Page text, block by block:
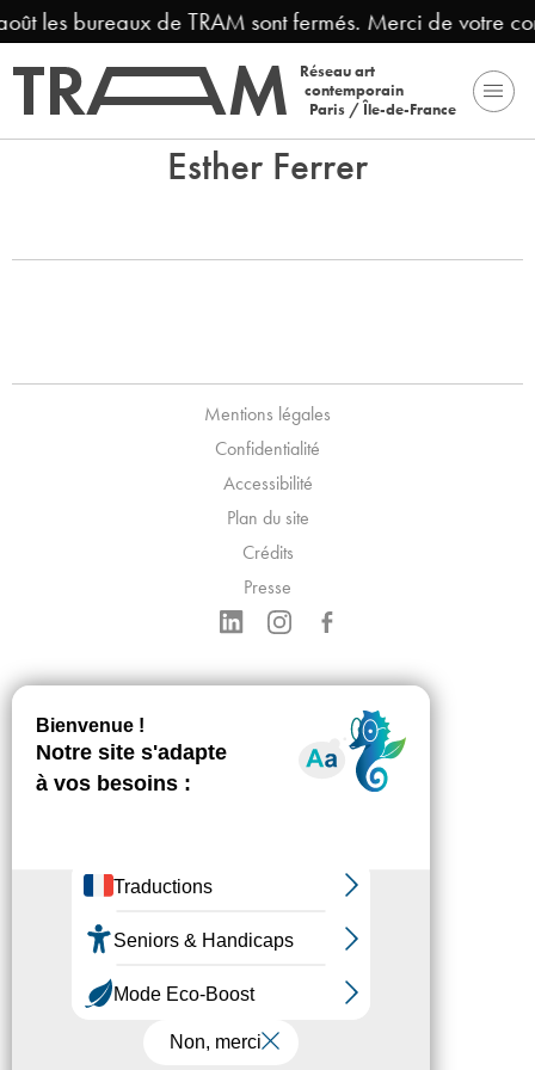
les bureaux de TRAM sont fermés. Merci de votre
Réseau art
contemporain
Paris / Île-de-France
Esther Ferrer
Mentions légales
Confidentialité
Accessibilité
Plan du site
Crédits
Presse